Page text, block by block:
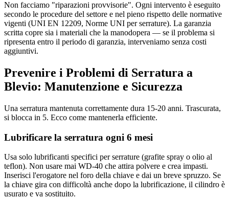
Non facciamo "riparazioni provvisorie". Ogni intervento è eseguito
secondo le procedure del settore e nel pieno rispetto delle normative
vigenti (UNI EN 12209, Norme UNI per serrature). La garanzia
scritta copre sia i materiali che la manodopera — se il problema si
ripresenta entro il periodo di garanzia, interveniamo senza costi
aggiuntivi.
Prevenire i Problemi di Serratura a
Blevio: Manutenzione e Sicurezza
Una serratura mantenuta correttamente dura 15-20 anni. Trascurata,
si blocca in 5. Ecco come mantenerla efficiente.
Lubrificare la serratura ogni 6 mesi
Usa solo lubrificanti specifici per serrature (grafite spray o olio al
teflon). Non usare mai WD-40 che attira polvere e crea impasti.
Inserisci l'erogatore nel foro della chiave e dai un breve spruzzo. Se
la chiave gira con difficoltà anche dopo la lubrificazione, il cilindro è
usurato e va sostituito.